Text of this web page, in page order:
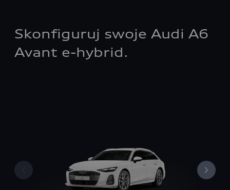
Skonfiguruj swoje Audi A6
Avant e-hybrid.